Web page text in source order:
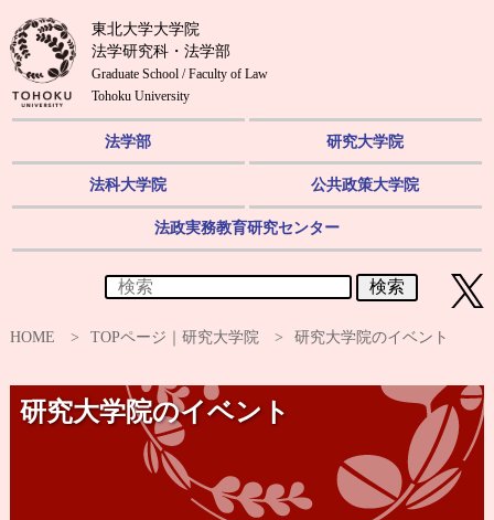
東北大学大学院
法学研究科・法学部
Graduate School / Faculty of Law
Tohoku University
法学部 研究大学院
法科大学院 公共政策大学院
法政実務教育研究センター
検索
HOME TOPページ｜研究大学院 研究大学院のイベント
研究大学院のイベント